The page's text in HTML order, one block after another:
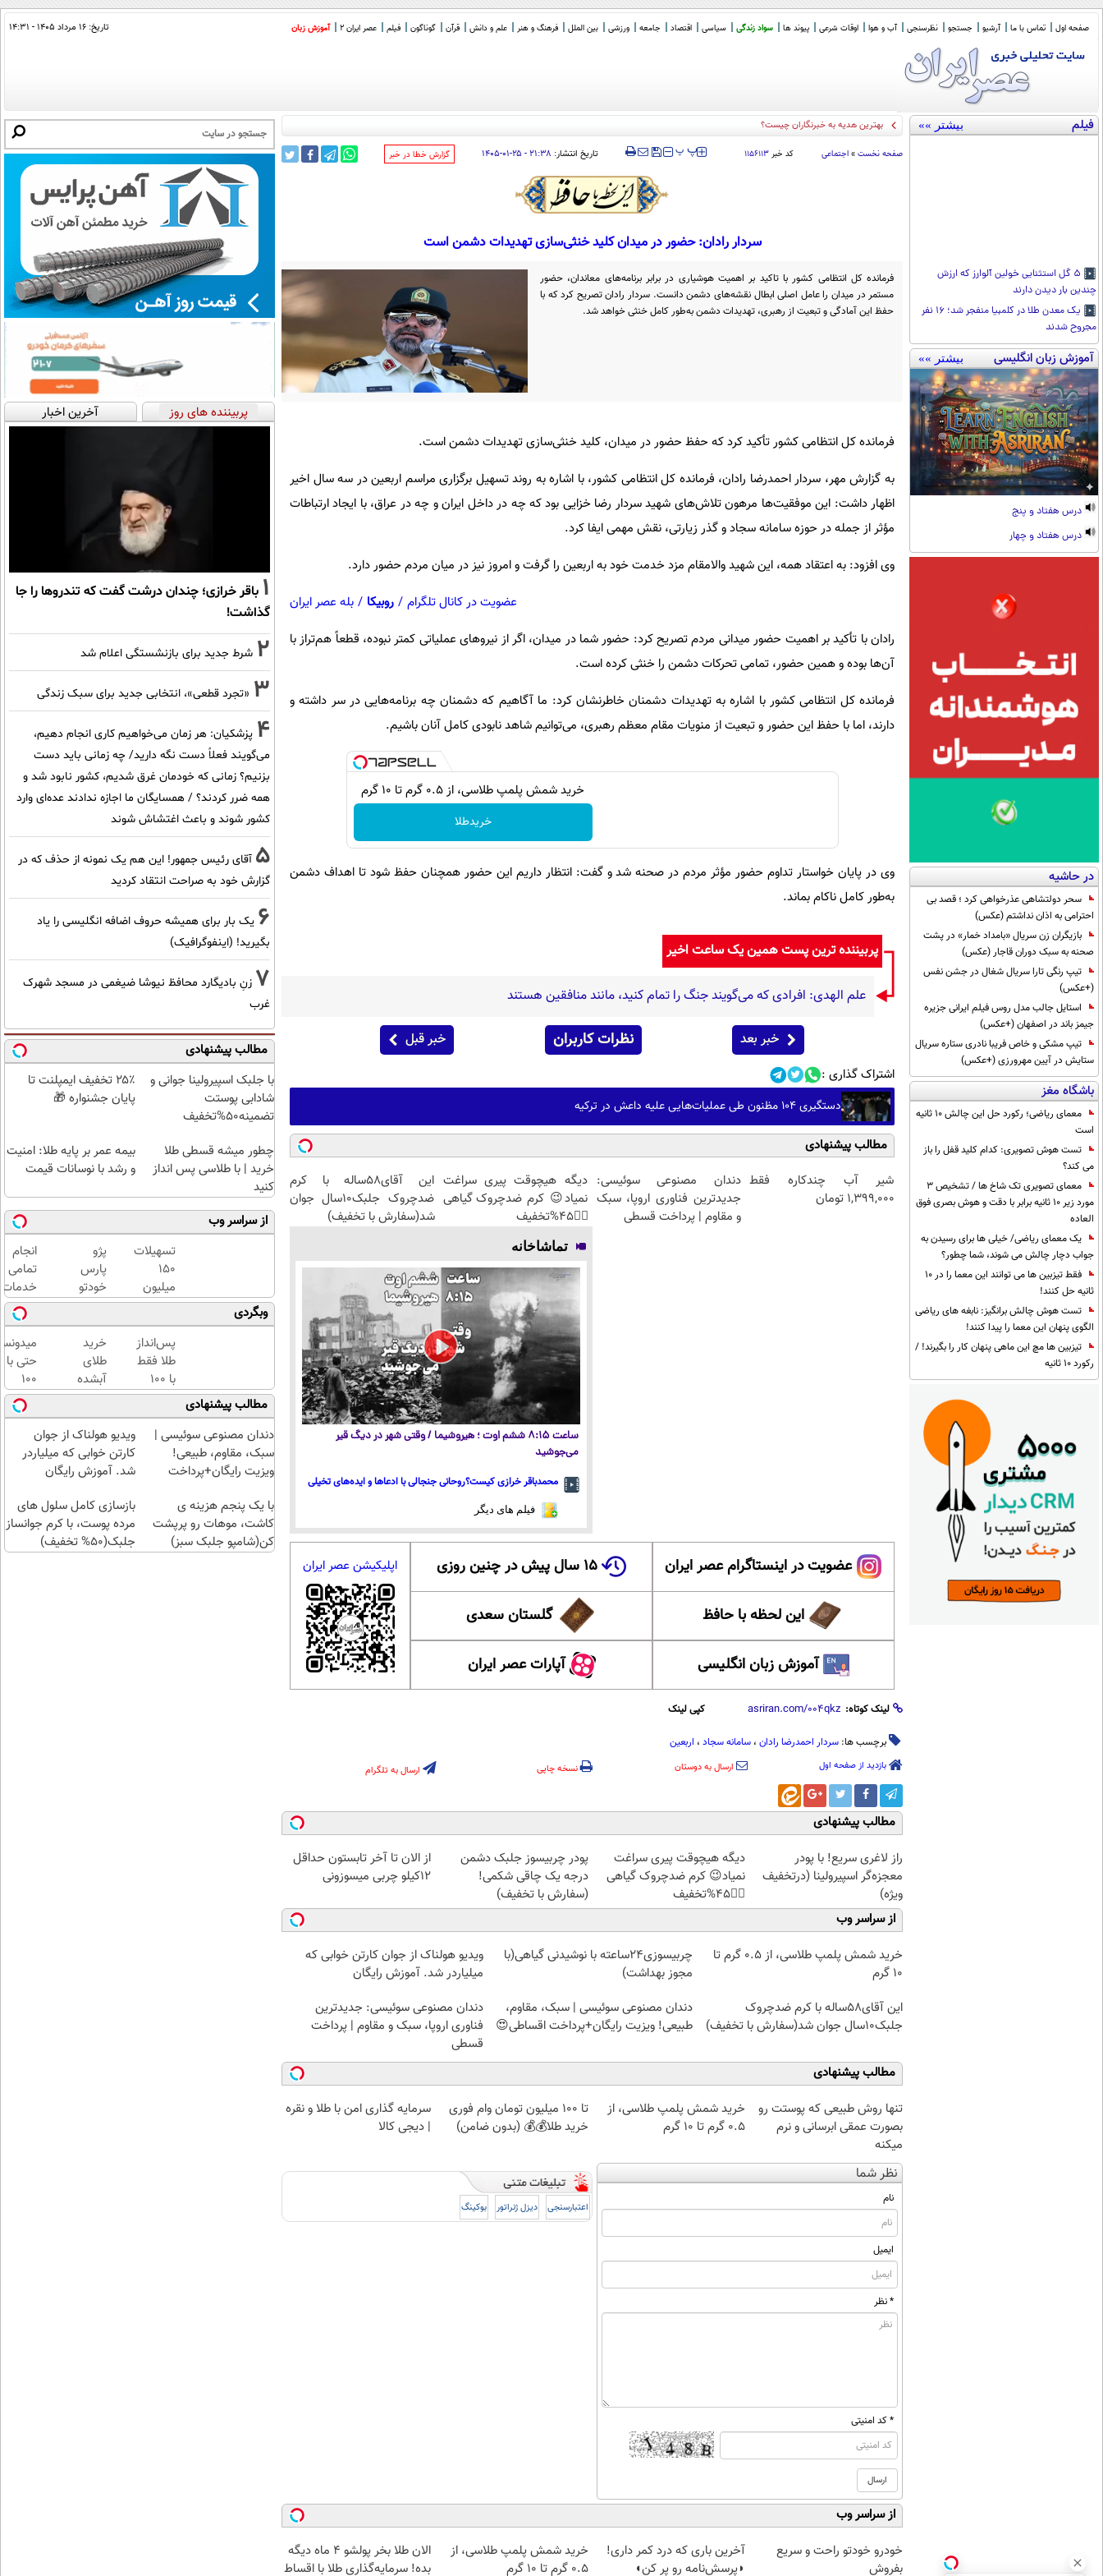
صفحه اول تماس با ما آرشیو جستجو نظرسنجی آب و هوا اوقات شرعی پیوند ها سواد زندگی سیاسی اقتصاد جامعه ورزشی بین الملل فرهنگ و هنر علم و دانش قرآن گوناگون فیلم عصر ایران 2 آموزش زبان تاریخ: ۱۶ مرداد ۱۴۰۵ - ۱۴:۳۱
فیلم بیشتر »»
۵ گل استثنایی خولین آلوارز که ارزش
چندین بار دیدن دارند
یک معدن طلا در کلمبیا منفجر شد؛ ۱۶ نفر
مجروح شدند
آموزش زبان انگلیسی بیشتر »»
درس هفتاد و پنج
درس هفتاد و چهار
در حاشیه
سحر دولتشاهی عذرخواهی کرد ؛ قصد بی
احترامی به اذان نداشتم (عکس)
بازیگران زن سریال «بامداد خمار» در پشت
صحنه به سبک دوران قاجار (عکس)
تیپ رنگی تارا سریال شغال در جشن نفس
(+عکس)
استایل جالب مدل روس فیلم ایرانی جزیره
جیمز باند در اصفهان (+عکس)
تیپ مشکی و خاص فریبا نادری ستاره سریال
ستایش در آیین مهرورزی (+عکس)
باشگاه مغز
معمای ریاضی؛ رکورد حل این چالش 10 ثانیه
است
تست هوش تصویری: کدام کلید قفل را باز
می کند؟
معمای تصویری تک شاخ ها / تشخیص 3
مورد زیر 10 ثانیه برابر با دقت و هوش بصری فوق
العاده
یک معمای ریاضی/ خیلی ها برای رسیدن به
جواب دچار چالش می شوند، شما چطور؟
فقط تیزبین ها می توانند این معما را در 10
ثانیه حل کنند!
تست هوش چالش برانگیز: نابغه های ریاضی
الگوی پنهان این معما را پیدا کنند!
تیزبین ها مچ این ماهی پنهان کار را بگیرند! /
رکورد 10 ثانیه
باقر خرازی_
صفحه نخست » اجتماعی کد خبر ۱۱۵۶۱۱۳ ‍‍‍ پ پ تاریخ انتشار: ۲۱:۳۸ - ۲۵-۰۱-۱۴۰۵ ‌گزارش خطا در خبر
سردار رادان: حضور در میدان کلید خنثی‌سازی تهدیدات دشمن است
فرمانده کل انتظامی کشور با تاکید بر اهمیت هوشیاری در برابر برنامه‌های معاندان، حضور
مستمر در میدان را عامل اصلی ابطال نقشه‌های دشمن دانست. سردار رادان تصریح کرد که با
حفظ این آمادگی و تبعیت از رهبری، تهدیدات دشمن به‌طور کامل خنثی خواهد شد.
فرمانده کل انتظامی کشور تأکید کرد که حفظ حضور در میدان، کلید خنثی‌سازی تهدیدات دشمن است.
به گزارش مهر، سردار احمدرضا رادان، فرمانده کل انتظامی کشور، با اشاره به روند تسهیل برگزاری مراسم اربعین در سه سال اخیر
اظهار داشت: این موفقیت‌ها مرهون تلاش‌های شهید سردار رضا خزایی بود که چه در داخل ایران و چه در عراق، با ایجاد ارتباطات
مؤثر از جمله در حوزه سامانه سجاد و گذر زیارتی، نقش مهمی ایفا کرد.
وی افزود: به اعتقاد همه، این شهید والامقام مزد خدمت خود به اربعین را گرفت و امروز نیز در میان مردم حضور دارد.
عضویت در کانال تلگرام / روبیکا / بله عصر ایران
رادان با تأکید بر اهمیت حضور میدانی مردم تصریح کرد: حضور شما در میدان، اگر از نیروهای عملیاتی کمتر نبوده، قطعاً هم‌تراز با
آن‌ها بوده و همین حضور، تمامی تحرکات دشمن را خنثی کرده است.
فرمانده کل انتظامی کشور با اشاره به تهدیدات دشمنان خاطرنشان کرد: ما آگاهیم که دشمنان چه برنامه‌هایی در سر داشته و
دارند، اما با حفظ این حضور و تبعیت از منویات مقام معظم رهبری، می‌توانیم شاهد نابودی کامل آنان باشیم.
خرید شمش پلمپ طلاسی، از ۰.۵ گرم تا ۱۰ گرم
خریدطلا
وی در پایان خواستار تداوم حضور مؤثر مردم در صحنه شد و گفت: انتظار داریم این حضور همچنان حفظ شود تا اهداف دشمن
به‌طور کامل ناکام بماند.
پربیننده ترین پست همین یک ساعت اخیر
علم الهدی: افرادی که می‌گویند جنگ را تمام کنید، مانند منافقین هستند
خبر بعد نظرات کاربران خبر قبل
اشتراک گذاری :
دستگیری ۱۰۴ مظنون طی عملیات‌هایی علیه داعش در ترکیه
مطالب پیشنهادی
شیر آب چندکاره فقط
1,399,000 تومان
دندان مصنوعی سوئیسی:
جدیدترین فناوری اروپا، سبک
و مقاوم | پرداخت قسطی
دیگه هیچوقت پیری سراغت
نمیاد😉 کرم ضدچروک گیاهی
👈🏻45%تخفیف
این آقای58ساله با کرم
ضدچروک جلبک10سال جوان
شد(سفارش با تخفیف)
تماشاخانه
ساعت ۸:۱۵ ششم اوت ؛ هیروشیما / وقتی شهر در دیگ قیر
می‌جوشید
محمدباقر خرازی کیست؟روحانی جنجالی با ادعاها و ایده‌های تخیلی
فیلم های دیگر
عضویت در اینستاگرام عصر ایران ۱۵ سال پیش در چنین روزی
این لحظه با حافظ گلستان سعدی
آموزش زبان انگلیسی آپارات عصر ایران
اپلیکیشن عصر ایران
لینک کوتاه: کپی لینک
برچسب ها: سردار احمدرضا رادان ، سامانه سجاد ، اربعین
بازدید از صفحه اول ارسال به دوستان نسخه چاپی ارسال به تلگرام
مطالب پیشنهادی
راز لاغری سریع! با پودر
معجزه‌گر اسپیرولینا (درتخفیف
ویژه)
دیگه هیچوقت پیری سراغت
نمیاد😉 کرم ضدچروک گیاهی
👈🏻45%تخفیف
پودر چربیسوز جلبک دشمن
درجه یک چاقی شکمی!
(سفارش با تخفیف)
از الان تا آخر تابستون حداقل
12کیلو چربی میسوزونی
از سراسر وب
خرید شمش پلمپ طلاسی، از ۰.۵ گرم تا
۱۰ گرم
چربیسوزی24ساعته با نوشیدنی گیاهی(با
مجوز بهداشت)
ویدیو هولناک از جوان کارتن خوابی که
میلیاردر شد. آموزش رایگان
این آقای58ساله با کرم ضدچروک
جلبک10سال جوان شد(سفارش با تخفیف)
دندان مصنوعی سوئیسی | سبک، مقاوم،
طبیعی! ویزیت رایگان+پرداخت اقساطی😍
دندان مصنوعی سوئیسی: جدیدترین
فناوری اروپا، سبک و مقاوم | پرداخت
قسطی
مطالب پیشنهادی
تنها روش طبیعی که پوستت رو
بصورت عمقی ابرسانی و نرم
میکنه
خرید شمش پلمپ طلاسی، از
۰.۵ گرم تا ۱۰ گرم
تا 100 میلیون تومان وام فوری
خرید طلا💰💰 (بدون ضامن)
سرمایه گذاری امن با طلا و نقره
| دیجی کالا
نظر شما
نام
ایمیل
* نظر
* کد امنیتی
اعتبارسنجی دیزل ژنراتور بوکینگ
از سراسر وب
خودرو خودتو راحت و سریع
بفروش
آخرین باری که درد کمر داری!
◗پرسش‌نامه رو پر کن◖
خرید شمش پلمپ طلاسی، از
۰.۵ گرم تا ۱۰ گرم
الان طلا بخر پولشو 4 ماه دیگه
بده! سرمایه‌گذاری طلا با اقساط
پربیننده های روز آخرین اخبار
1 باقر خرازی؛ چندان درشت گفت که تندروها را جا
گذاشت!
2 شرط جدید برای بازنشستگی اعلام شد
3 «تجرد قطعی»، انتخابی جدید برای سبک زندگی
4 پزشکیان: هر زمان می‌خواهیم کاری انجام دهیم،
می‌گویند فعلاً دست نگه دارید/ چه زمانی باید دست
بزنیم؟ زمانی که خودمان غرق شدیم، کشور نابود شد و
همه ضرر کردند؟ / همسایگان ما اجازه ندادند عده‌ای وارد
کشور شوند و باعث اغتشاش شوند
5 آقای رئیس جمهور! این هم یک نمونه از حذف که در
گزارش خود به صراحت انتقاد کردید
6 یک بار برای همیشه حروف اضافه انگلیسی را یاد
بگیرید! (اینفوگرافیک)
7 زنِ بادیگارد محافظ نیوشا ضیغمی در مسجد شهرک
غرب
مطالب پیشنهادی
با جلبک اسپیرولینا جوانی و
شادابی پوستت
تضمینه50%تخفیف
۲۵٪ تخفیف ایمپلنت تا
پایان جشنواره 🎁
چطور میشه قسطی طلا
خرید | با طلاسی پس انداز
کنید
بیمه عمر بر پایه طلا: امنیت
و رشد با نوسانات قیمت
از سراسر وب
تسهیلات
۱۵۰
میلیون
تومان؛
بدون
ضامن و با
بازپرداخت
دوساله
پژو
پارس
خودتو
گذاشتی
برای
فروش؟
اینجا به
راحتی
بفروش
انجام
تمامی
خدمات
در محل
با یدک
دات
وبگردی
پس‌انداز
طلا فقط
با ۱۰۰
هزارتومان
(امن و
راحت)
خرید
طلای
آبشده
حتی با
۱۰۰هزارتومان
حتی با
۱۰۰
هم
میتونی
طلا
مطالب پیشنهادی
دندان مصنوعی سوئیسی |
سبک، مقاوم، طبیعی!
ویزیت رایگان+پرداخت
ویدیو هولناک از جوان
کارتن خوابی که میلیاردر
شد. آموزش رایگان
با یک پنجم هزینه ی
کاشت، موهات رو پرپشت
کن(شامپو جلبک سبز)
بازسازی کامل سلول های
مرده پوست، با کرم جوانساز
جلبک(50% تخفیف)